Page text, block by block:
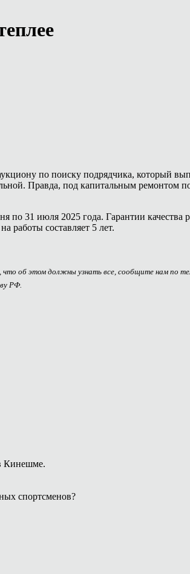
по поиску подрядчика, который
Правда, под капитальным ремонтом
31 июля 2025 года. Гарантии качества
работы составляет 5 лет.
что об этом должны узнать все, сообщите нам по
РФ.
Кинешме.
спортсменов?